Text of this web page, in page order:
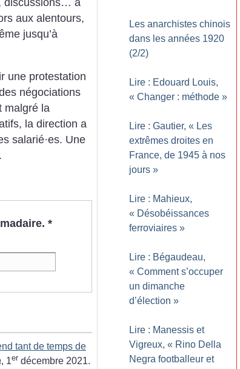
discussions… à
aux alentours,
jusqu’à
une protestation
négociations
malgré la
la direction a
salarié·es. Une
*
tant de temps de
, 1er décembre 2021.
Les anarchistes chinois
dans les années 1920
(2/2)
Lire : Edouard Louis,
« Changer : méthode »
Lire : Gautier, « Les
extrêmes droites en
France, de 1945 à nos
jours »
Lire : Mahieux,
« Désobéissances
ferroviaires »
Lire : Bégaudeau,
« Comment s’occuper
un dimanche
d’élection »
Lire : Manessis et
Vigreux, « Rino Della
Negra footballeur et